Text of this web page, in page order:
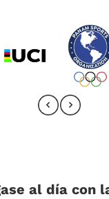
al día con